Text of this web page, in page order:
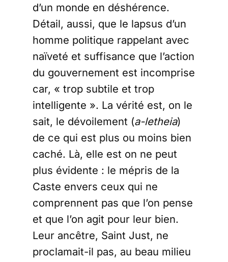
d’un monde en déshérence.
Détail, aussi, que le lapsus d’un
homme politique rappelant avec
naïveté et suffisance que l’action
du gouvernement est incomprise
car, « trop subtile et trop
intelligente ». La vérité est, on le
sait, le dévoilement (a-letheia)
de ce qui est plus ou moins bien
caché. Là, elle est on ne peut
plus évidente : le mépris de la
Caste envers ceux qui ne
comprennent pas que l’on pense
et que l’on agit pour leur bien.
Leur ancêtre, Saint Just, ne
proclamait-il pas, au beau milieu